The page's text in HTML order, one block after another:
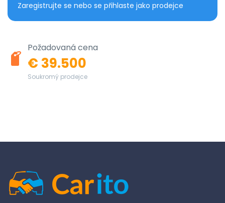
Zaregistrujte se nebo se přihlaste jako prodejce
Požadovaná cena
€ 39.500
Soukromý prodejce